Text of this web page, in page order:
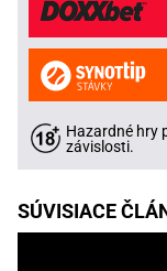
Hazardné hry
závislosti.
SÚVISIACE